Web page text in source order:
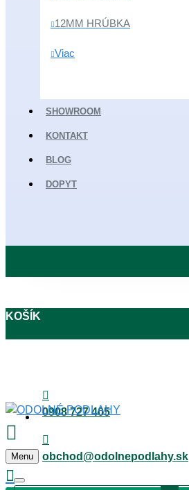
12MM HRÚBKA
Viac
SHOWROOM
KONTAKT
BLOG
DOPYT
KOŠÍK
0908 727 405
obchod@odolnepodlahy.sk
Menu